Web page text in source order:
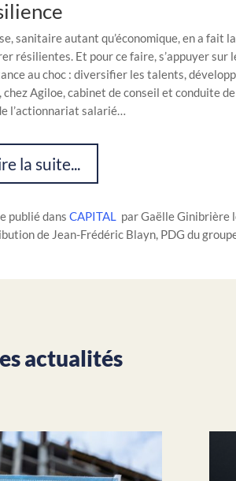
sanitaire autant qu’économique, en a fait
résilientes. Et pour ce faire, s’appuyer
au choc : diversifier les talents,
chez Agiloe, cabinet de conseil et conduite
l’actionnariat salarié…
la suite...
publié dansCAPITAL par Gaëlle Ginibrière
de Jean-Frédéric Blayn, PDG du
actualités